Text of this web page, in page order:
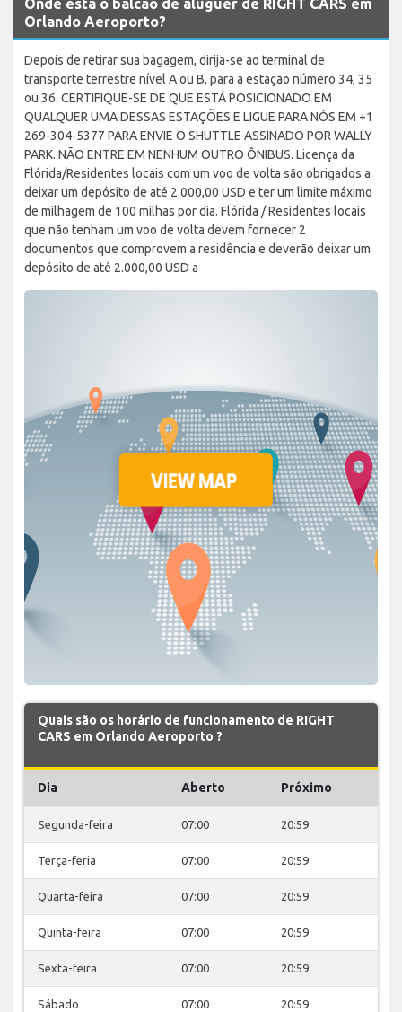
Orlando Aeroporto?
Depois de retirar sua bagagem, dirija-se ao terminal de
transporte terrestre nível A ou B, para a estação número 34, 35
ou 36. CERTIFIQUE-SE DE QUE ESTÁ POSICIONADO EM
QUALQUER UMA DESSAS ESTAÇÕES E LIGUE PARA NÓS EM +1
269-304-5377 PARA ENVIE O SHUTTLE ASSINADO POR WALLY
PARK. NÃO ENTRE EM NENHUM OUTRO ÔNIBUS. Licença da
Flórida/Residentes locais com um voo de volta são obrigados a
deixar um depósito de até 2.000,00 USD e ter um limite máximo
de milhagem de 100 milhas por dia. Flórida / Residentes locais
que não tenham um voo de volta devem fornecer 2
documentos que comprovem a residência e deverão deixar um
depósito de até 2.000,00 USD a
Quais são os horário de funcionamento de RIGHT
CARS em Orlando Aeroporto ?
Dia Aberto Próximo
Segunda-feira 07:00 20:59
Terça-feria 07:00 20:59
Quarta-feira 07:00 20:59
Quinta-feira 07:00 20:59
Sexta-feira 07:00 20:59
Sábado 07:00 20:59